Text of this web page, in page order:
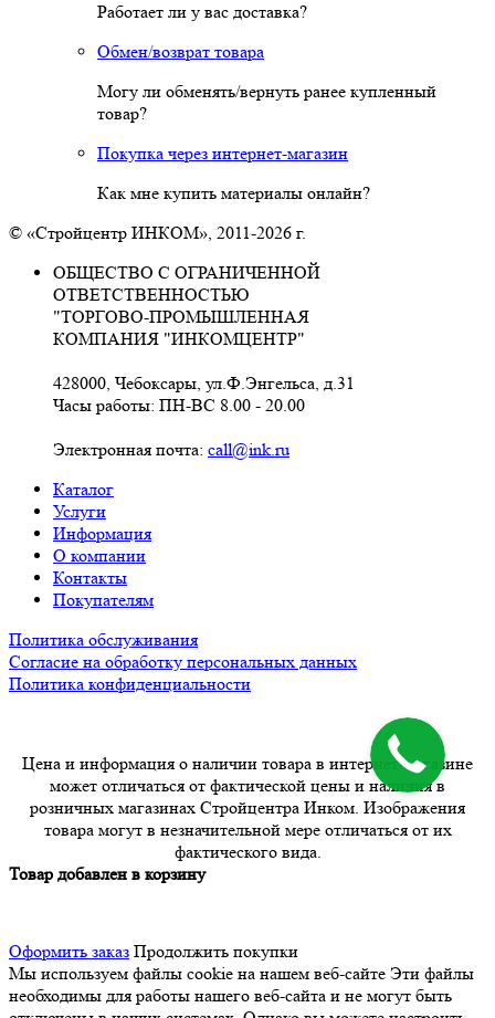
Работает ли у вас доставка?
Обмен/возврат товара
Могу ли обменять/вернуть ранее купленный
товар?
Покупка через интернет-магазин
Как мне купить материалы онлайн?
© «Стройцентр ИНКОМ», 2011-2026 г.
ОБЩЕСТВО С ОГРАНИЧЕННОЙ
ОТВЕТСТВЕННОСТЬЮ
"ТОРГОВО-ПРОМЫШЛЕННАЯ
КОМПАНИЯ "ИНКОМЦЕНТР"
428000, Чебоксары, ул.Ф.Энгельса, д.31
Часы работы: ПН-ВС 8.00 - 20.00
Электронная почта: call@ink.ru
Каталог
Услуги
Информация
О компании
Контакты
Покупателям
Политика обслуживания
Согласие на обработку персональных данных
Политика конфиденциальности
Цена и информация о наличии товара в интернет-магазине
может отличаться от фактической цены и наличия в
розничных магазинах Стройцентра Инком. Изображения
товара могут в незначительной мере отличаться от их
фактического вида.
Товар добавлен в корзину
Оформить заказ Продолжить покупки
Мы используем файлы cookie на нашем веб-сайте Эти файлы
необходимы для работы нашего веб-сайта и не могут быть